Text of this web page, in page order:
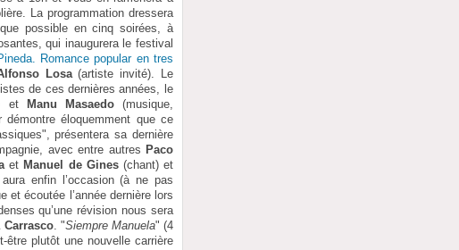
La programmation dressera
possible en cinq soirées, à
qui inaugurera le festival
Romance popular en tres
Losa(artiste invité). Le
de ces dernières années, le
et Manu Masaedo(musique,
éloquemment que ce
présentera sa dernière
avec entre autres Paco
et Manuel de Gines(chant) et
enfin l’occasion (à ne pas
et écoutée l’année dernière lors
qu’une révision nous sera
Carrasco. "Siempre Manuela" (4
être plutôt une nouvelle carrière